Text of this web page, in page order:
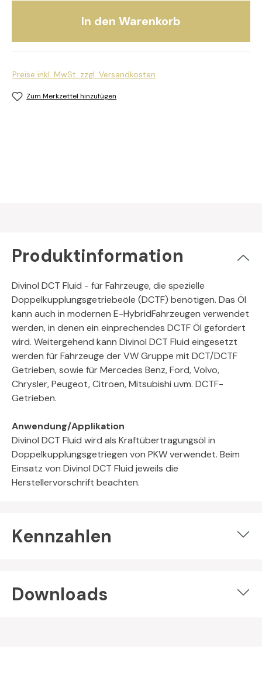
In den Warenkorb
Preise inkl. MwSt. zzgl. Versandkosten
Zum Merkzettel hinzufügen
Produktinformation
Divinol DCT Fluid - für Fahrzeuge, die spezielle
Doppelkupplungsgetriebeöle (DCTF) benötigen. Das Öl
kann auch in modernen E-HybridFahrzeugen verwendet
werden, in denen ein einprechendes DCTF Öl gefordert
wird. Weitergehend kann Divinol DCT Fluid eingesetzt
werden für Fahrzeuge der VW Gruppe mit DCT/DCTF
Getrieben, sowie für Mercedes Benz, Ford, Volvo,
Chrysler, Peugeot, Citroen, Mitsubishi uvm. DCTF-
Getrieben.
Anwendung/Applikation
Divinol DCT Fluid wird als Kraftübertragungsöl in
Doppelkupplungsgetriegen von PKW verwendet. Beim
Einsatz von Divinol DCT Fluid jeweils die
Herstellervorschrift beachten.
Kennzahlen
Downloads